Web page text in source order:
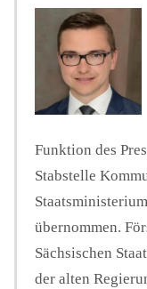
Funktion des
Stabstelle
übernommen.
Sächsischen
der alten